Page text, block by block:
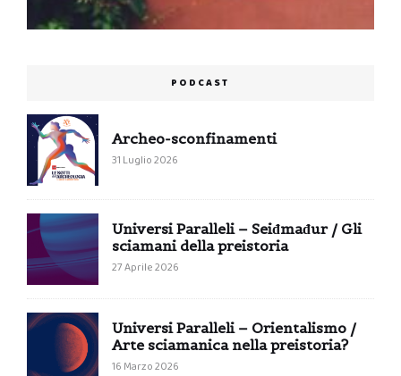
PODCAST
Archeo-sconfinamenti
31 Luglio 2026
Universi Paralleli – Seiđmađur / Gli
sciamani della preistoria
27 Aprile 2026
Universi Paralleli – Orientalismo /
Arte sciamanica nella preistoria?
16 Marzo 2026